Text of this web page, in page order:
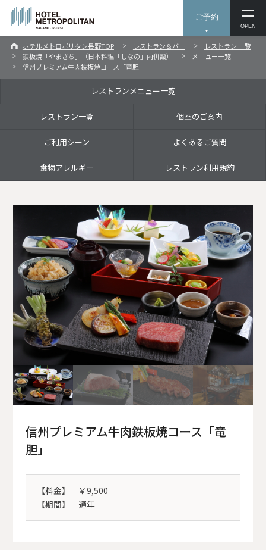
ご予約
OPEN
ホテルメトロポリタン長野TOP レストラン＆バー
レストラン 一覧
鉄板焼「やまさち」（日本料理「しなの」内併設）
メニュー一覧
信州プレミアム牛肉鉄板焼コース「竜胆」
レストランメニュー一覧
レストラン一覧 個室のご案内
ご利用シーン よくあるご質問
食物アレルギー レストラン利用規約
信州プレミアム牛肉鉄板焼コース「竜
胆」
【料金】
￥9,500
【期間】
通年